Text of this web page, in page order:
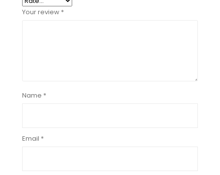
Your review *
Name *
Email *